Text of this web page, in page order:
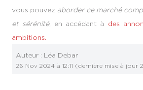
vous pouvez aborder ce marché
et sérénité, en accédant à des
ambitions.
Auteur : Léa Debar
26 Nov 2024 à 12:11 (dernière mise à jour